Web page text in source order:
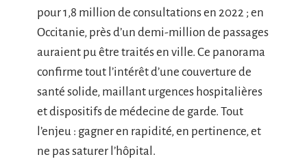
pour 1,8 million de consultations en 2022 ; en
Occitanie, près d’un demi-million de passages
auraient pu être traités en ville. Ce panorama
confirme tout l’intérêt d’une couverture de
santé solide, maillant urgences hospitalières
et dispositifs de médecine de garde. Tout
l’enjeu : gagner en rapidité, en pertinence, et
ne pas saturer l’hôpital.